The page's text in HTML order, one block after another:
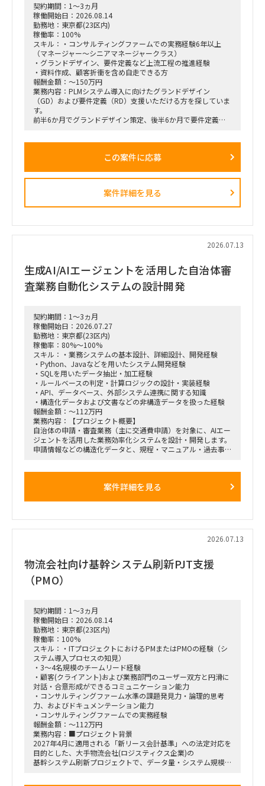
契約期間：1～3ヵ月
稼働開始日：2026.08.14
勤務地：東京都(23区内)
稼働率：100%
スキル：・コンサルティングファームでの実務経験6年以上
（マネージャー～シニアマネージャークラス）
・グランドデザイン、要件定義など上流工程の推進経験
・資料作成、顧客折衝を含め自走できる方
報酬金額：～150万円
業務内容：PLMシステム導入に向けたグランドデザイン
（GD）および要件定義（RD）支援いただける方を探していま
す。
前半6か月でグランドデザイン策定、後半6か月で要件定義を
この案件に応募
案件詳細を見る
2026.07.13
生成AI/AIエージェントを活用した自治体審
査業務自動化システムの設計開発
契約期間：1～3ヵ月
稼働開始日：2026.07.27
勤務地：東京都(23区内)
稼働率：80%～100%
スキル：・業務システムの基本設計、詳細設計、開発経験
・Python、Javaなどを用いたシステム開発経験
・SQLを用いたデータ抽出・加工経験
・ルールベースの判定・計算ロジックの設計・実装経験
・API、データベース、外部システム連携に関する知識
・構造化データおよび文書などの非構造データを扱った経験
報酬金額：～112万円
業務内容：【プロジェクト概要】
自治体の申請・審査業務（主に交通費申請）を対象に、AIエー
ジェントを活用した業務効率化システムを設計・開発します。
申請情報などの構造化データと、規程・マニュアル・過去事例
即日～未定
※9月開始も相談可能
案件詳細を見る
2026.07.13
物流会社向け基幹システム刷新PJT支援
（PMO）
契約期間：1～3ヵ月
稼働開始日：2026.08.14
勤務地：東京都(23区内)
稼働率：100%
スキル：・ITプロジェクトにおけるPMまたはPMOの経験（シ
ステム導入プロセスの知見）
・3〜4名規模のチームリード経験
・顧客(クライアント)および業務部門のユーザー双方と円滑に
対話・合意形成ができるコミュニケーション能力
・コンサルティングファーム水準の課題発見力・論理的思考
力、およびドキュメンテーション能力
・コンサルティングファームでの実務経験
報酬金額：～112万円
業務内容：■プロジェクト背景
2027年4月に適用される「新リース会計基準」への法定対応を
目的とした、大手物流会社(ロジスティクス企業)の
基幹システム刷新プロジェクトで、データ量・システム規模と